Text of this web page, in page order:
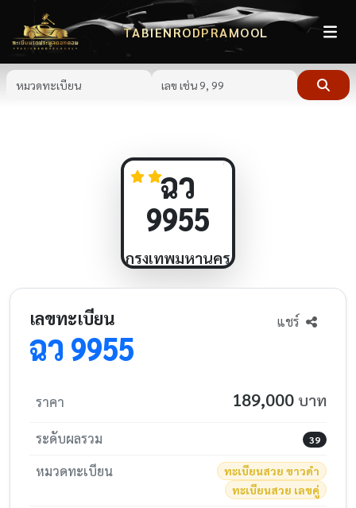
TABIENRODPRAMOOL
ฉว
9955
กรุงเทพมหานคร
เลขทะเบียน
ฉว 9955
แชร์
ราคา 189,000 บาท
ระดับผลรวม 39
หมวดทะเบียน
ทะเบียนสวย ขาวดำ
ทะเบียนสวย เลขคู่